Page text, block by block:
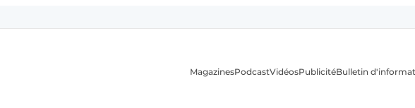
MagazinesPodcastVidéosPublicitéBulletin